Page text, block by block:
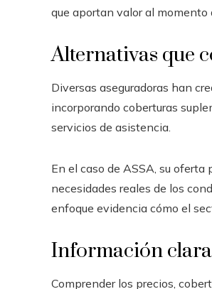
que aportan valor al momento
Alternativas que
Diversas aseguradoras han
incorporando coberturas
servicios de asistencia.
En el caso de ASSA, su
necesidades reales de los
enfoque evidencia cómo el
Información
Comprender los precios,